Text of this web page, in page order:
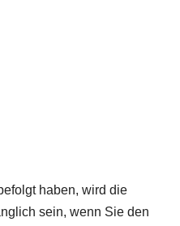
haben, wird die
sein, wenn Sie den